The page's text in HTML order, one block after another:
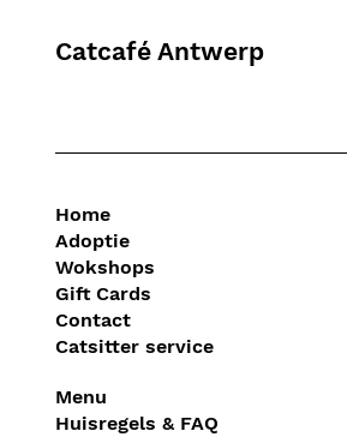
Catcafé Antwerp
Home
Adoptie
Wokshops
Gift Cards
Contact
Catsitter service
Menu
Huisregels & FAQ